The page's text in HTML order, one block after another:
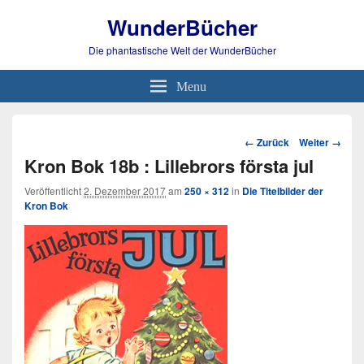
WunderBücher
Die phantastische Welt der WunderBücher
Menu
Bild-
Navigation
← Zurück Weiter →
Kron Bok 18b : Lillebrors första jul
Veröffentlicht2. Dezember 2017am 250 × 312in Die Titelbilder der
Kron Bok